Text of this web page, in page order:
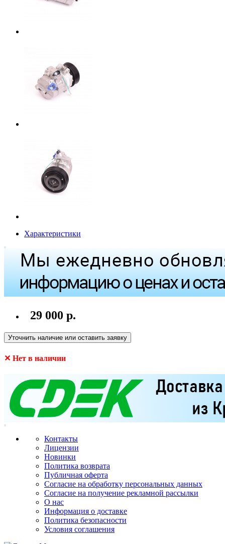
Характеристики
29 000 р.
Уточнить наличие или оставить заявку
✕ Нет в наличии
Контакты
Лицензии
Новинки
Политика возврата
Публичная оферта
Согласие на обработку персональных данных
Согласие на получение рекламной рассылки
О нас
Информация о доставке
Политика безопасности
Условия соглашения